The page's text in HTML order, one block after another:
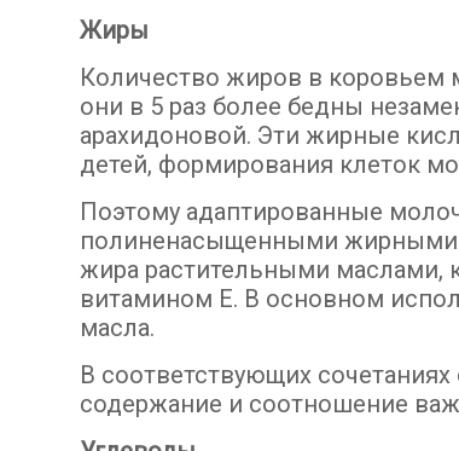
Жиры
Количество жиров в коровьем
они в 5 раз более бедны
арахидоновой. Эти жирные
детей, формирования клеток
Поэтому адаптированные
полиненасыщенными жирными
жира растительными маслами,
витамином Е. В основном
масла.
В соответствующих
содержание и соотношение